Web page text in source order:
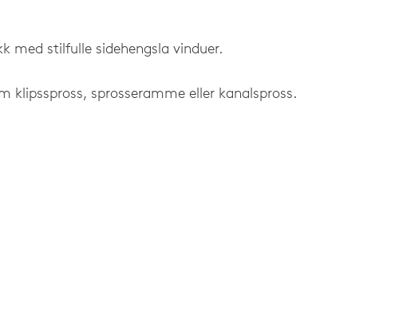
med stilfulle sidehengsla vinduer.
klipsspross, sprosseramme eller kanalspross.